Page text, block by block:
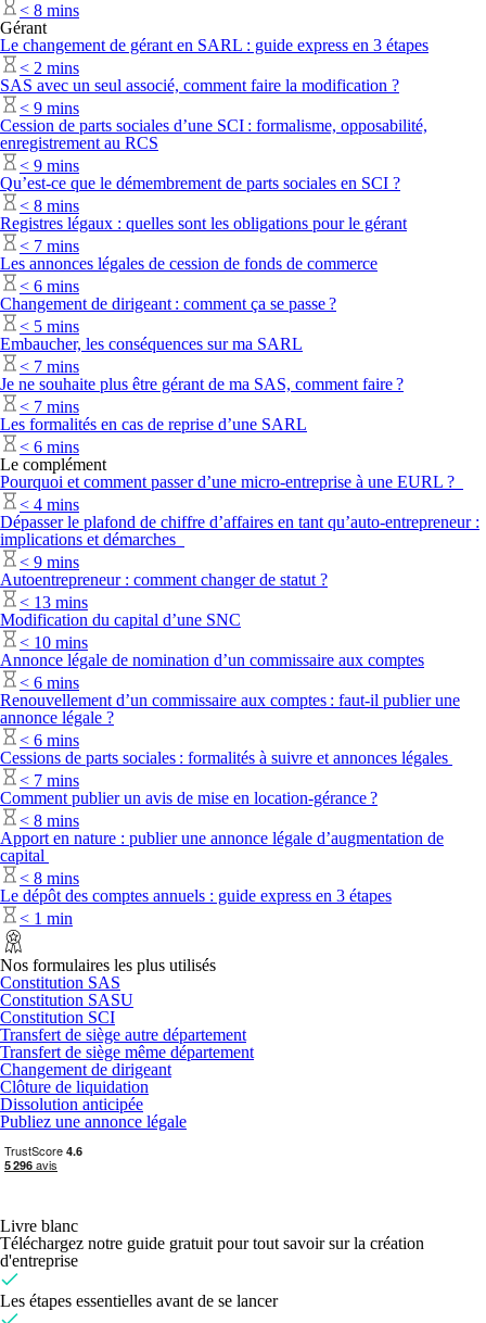
< 8 mins
Gérant
Le changement de gérant en SARL : guide express en 3 étapes
< 2 mins
SAS avec un seul associé, comment faire la modification ?
< 9 mins
Cession de parts sociales d’une SCI : formalisme, opposabilité,
enregistrement au RCS
< 9 mins
Qu’est-ce que le démembrement de parts sociales en SCI ?
< 8 mins
Registres légaux : quelles sont les obligations pour le gérant
< 7 mins
Les annonces légales de cession de fonds de commerce
< 6 mins
Changement de dirigeant : comment ça se passe ?
< 5 mins
Embaucher, les conséquences sur ma SARL
< 7 mins
Je ne souhaite plus être gérant de ma SAS, comment faire ?
< 7 mins
Les formalités en cas de reprise d’une SARL
< 6 mins
Le complément
Pourquoi et comment passer d’une micro-entreprise à une EURL ?
< 4 mins
Dépasser le plafond de chiffre d’affaires en tant qu’auto-entrepreneur :
implications et démarches
< 9 mins
Autoentrepreneur : comment changer de statut ?
< 13 mins
Modification du capital d’une SNC
< 10 mins
Annonce légale de nomination d’un commissaire aux comptes
< 6 mins
Renouvellement d’un commissaire aux comptes : faut-il publier une
annonce légale ?
< 6 mins
Cessions de parts sociales : formalités à suivre et annonces légales
< 7 mins
Comment publier un avis de mise en location-gérance ?
< 8 mins
Apport en nature : publier une annonce légale d’augmentation de
capital
< 8 mins
Le dépôt des comptes annuels : guide express en 3 étapes
< 1 min
Nos formulaires les plus utilisés
Constitution SAS
Constitution SASU
Constitution SCI
Transfert de siège autre département
Transfert de siège même département
Changement de dirigeant
Clôture de liquidation
Dissolution anticipée
Publiez une annonce légale
Livre blanc
Téléchargez notre guide gratuit pour tout savoir sur la création
d'entreprise
Les étapes essentielles avant de se lancer